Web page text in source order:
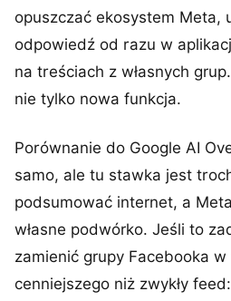
opuszczać ekosystem Meta,
odpowiedź od razu w
na treściach z własnych grup.
nie tylko nowa funkcja.
Porównanie do Google AI
samo, ale tu stawka jest
podsumować internet, a
własne podwórko. Jeśli to
zamienić grupy Facebooka
cenniejszego niż zwykły